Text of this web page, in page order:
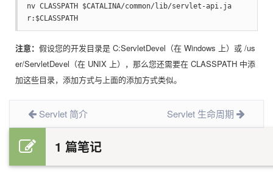
nv CLASSPATH $CATALINA/common/lib/servlet-api.ja
r:$CLASSPATH
注意： 假设您的开发目录是 C:ServletDevel（在 Windows 上）或 /us
er/ServletDevel（在 UNIX 上），那么您还需要在 CLASSPATH 中添
加这些目录，添加方式与上面的添加方式类似。
Servlet 简介 Servlet 生命周期
1 篇笔记